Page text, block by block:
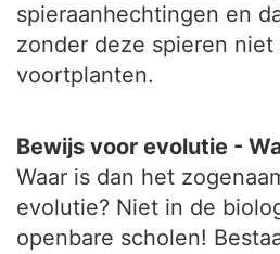
spieraanhechtingen en
zonder deze spieren
voortplanten.
Bewijs voor evolutie -
Waar is dan het
evolutie? Niet in de
openbare scholen!